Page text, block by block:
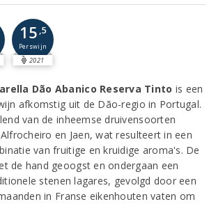
15 ,5
Perswijn
2021
Dão Abanico Reserva Tinto is een
afkomstig uit de Dão-regio in Portugal.
van de inheemse druivensoorten
en Jaen, wat resulteert in een
van fruitige en kruidige aroma's. De
de hand geoogst en ondergaan een
stenen lagares, gevolgd door een
in Franse eikenhouten vaten om